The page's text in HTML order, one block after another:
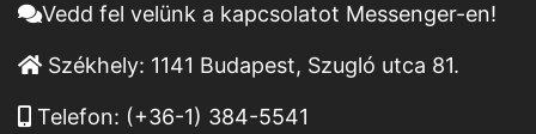
Vedd fel velünk a kapcsolatot Messenger-en!
Székhely: 1141 Budapest, Szugló utca 81.
Telefon: (+36-1) 384-5541